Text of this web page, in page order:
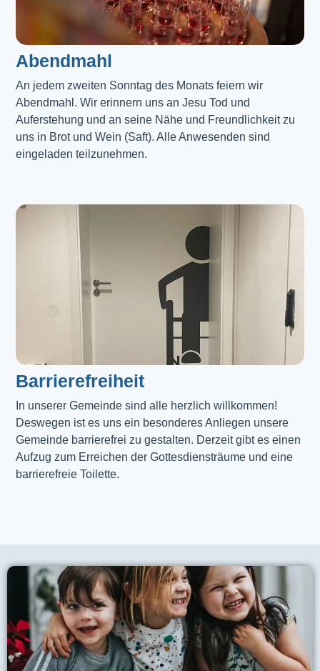
Abendmahl​
An jedem zweiten Sonntag des Monats feiern wir
Abendmahl. Wir erinnern uns an Jesu Tod und
Auferstehung und an seine Nähe und Freundlichkeit zu
uns in Brot und Wein (Saft). Alle Anwesenden sind
eingeladen teilzunehmen.
Barrierefreiheit
In unserer Gemeinde sind alle herzlich willkommen!
Deswegen ist es uns ein besonderes Anliegen unsere
Gemeinde barrierefrei zu gestalten. Derzeit gibt es einen
Aufzug zum Erreichen der Gottesdiensträume und eine
barrierefreie Toilette.